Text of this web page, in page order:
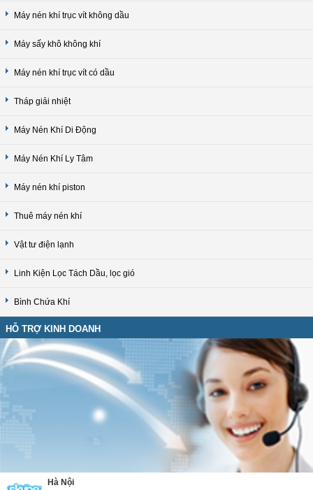
Máy nén khí trục vít không dầu
Máy sấy khô không khí
Máy nén khí trục vít có dầu
Tháp giải nhiệt
Máy Nén Khí Di Động
Máy Nén Khí Ly Tâm
Máy nén khí piston
Thuê máy nén khí
Vật tư điện lạnh
Linh Kiện Lọc Tách Dầu, lọc gió
Bình Chứa Khí
HỖ TRỢ KINH DOANH
Hà Nội